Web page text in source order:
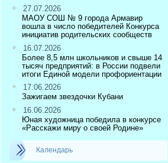
27.07.2026
МАОУ СОШ № 9 города Армавир
вошла в число победителей Конкурса
инициатив родительских сообществ
16.07.2026
Более 8,5 млн школьников и свыше 14
тысяч предприятий: в России подвели
итоги Единой модели профориентации
17.06.2026
Зажигаем звездочки Кубани
16.06.2026
Юная художница победила в конкурсе
«Расскажи миру о своей Родине»
Календарь